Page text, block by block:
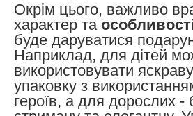
Окрім цього, важливо
характер та
буде даруватися
Наприклад, для дітей
використовувати
упаковку з
героїв, а для дорослих -